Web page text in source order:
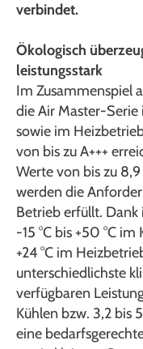
verbindet.
Ökologisch
leistungsstark
Im Zusammenspiel
die Air Master-Serie
sowie im
von bis zu A+++
Werte von bis zu
werden die
Betrieb erfüllt. Dank
-15 °C bis +50 °C
+24 °C im
unterschiedlichste
verfügbaren
Kühlen bzw. 3,2 bis
eine